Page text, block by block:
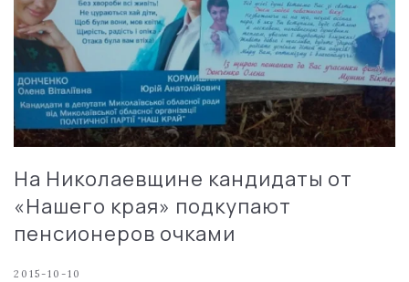
На Николаевщине кандидаты от
«Нашего края» подкупают
пенсионеров очками
2015-10-10